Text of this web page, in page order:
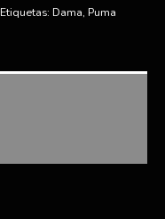
Etiquetas: Dama, Puma